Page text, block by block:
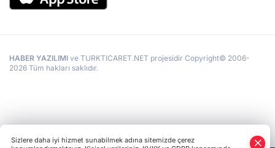
HABER YAZILIMI ve TURKTICARET.NET projesidir Copyright© 2006-
2026 Tüm hakları saklıdır.
Sizlere daha iyi hizmet sunabilmek adına sitemizde çerez